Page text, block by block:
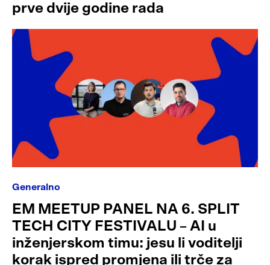
prve dvije godine rada
Generalno
EM MEETUP PANEL NA 6. SPLIT
TECH CITY FESTIVALU – AI u
inženjerskom timu: jesu li voditelji
korak ispred promjena ili trče za